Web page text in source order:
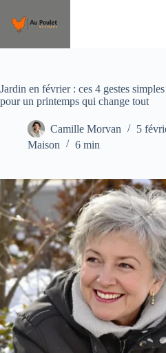
contenu
Jardin en février : ces 4 gestes
pour un printemps qui change tout
Camille Morvan
5
Maison
6 min